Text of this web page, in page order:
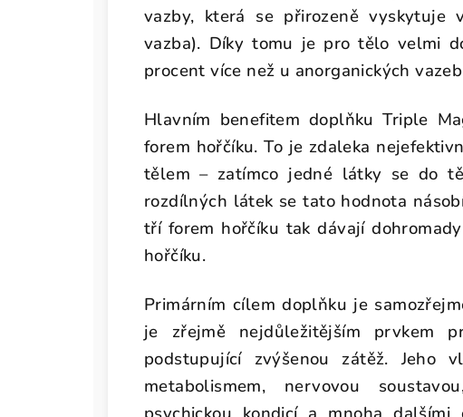
vazby, která se přirozeně vyskytuje
vazba). Díky tomu je pro tělo velmi
procent více než u anorganických
Hlavním benefitem doplňku Triple
forem hořčíku. To je zdaleka
tělem – zatímco jedné látky se do
rozdílných látek se tato hodnota
tří forem hořčíku tak dávají
hořčíku.
Primárním cílem doplňku je
je zřejmě nejdůležitějším prvkem
podstupující zvýšenou zátěž. Jeho
metabolismem, nervovou